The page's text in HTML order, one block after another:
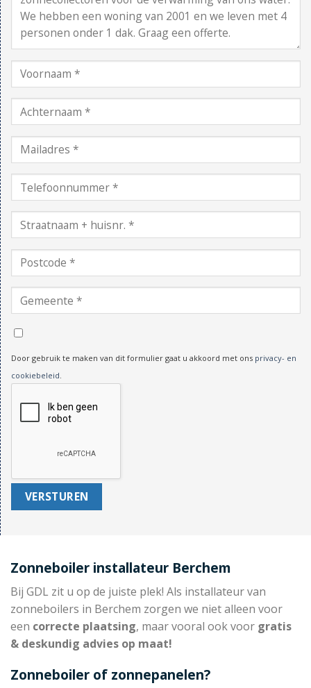
Door gebruik te maken van dit formulier gaat u akkoord met ons privacy- en
cookiebeleid
Zonneboiler installateur Berchem
Bij GDL zit u op de juiste plek! Als installateur van
zonneboilers in Berchem zorgen we niet alleen voor
een correcte plaatsing, maar vooral ook voor gratis
& deskundig advies op maat!
Zonneboiler of zonnepanelen?